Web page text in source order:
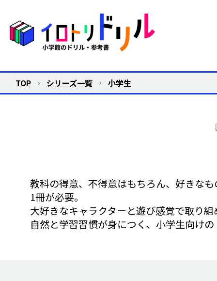
TOP シリーズ一覧 小学生
教科の得意、不得意はもちろん、好きな
1冊が必要。
大好きなキャラクターと遊び感覚で取り
自然と学習習慣が身につく、小学生向け